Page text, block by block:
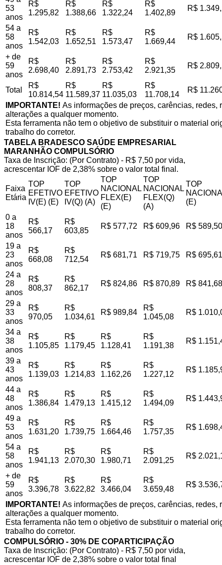
53
anos
R$
1.295,82
R$
1.388,66
R$
1.322,24
R$
1.402,89
R$
54 a
58
anos
R$
1.542,03
R$
1.652,51
R$
1.573,47
R$
1.669,44
R$
+ de
59
anos
R$
2.698,40
R$
2.891,73
R$
2.753,42
R$
2.921,35
R$
Total
R$
10.814,54
R$
11.589,37
R$
11.035,03
R$
11.708,14
R$
IMPORTANTE! As informações de preços, carências,
alterações a qualquer momento.
Esta ferramenta não tem o objetivo de substituir o material
trabalho do corretor.
TABELA BRADESCO SAÚDE EMPRESARIAL
MARANHÃO COMPULSÓRIO
Taxa de Inscrição: (Por Contrato) - R$ 7,50 por vida,
acrescentar IOF de 2,38% sobre o valor total final.
Faixa
Etária
TOP
EFETIVO
IV(E) (E)
TOP
EFETIVO
IV(Q) (A)
TOP
NACIONAL
FLEX(E)
(E)
TOP
NACIONAL
FLEX(Q)
(A)
TOP
(E)
0 a
18
anos
R$
566,17
R$
603,85
R$ 577,72 R$ 609,96 R$ 589,50
19 a
23
anos
R$
668,08
R$
712,54
R$ 681,71 R$ 719,75 R$ 695,61
24 a
28
anos
R$
808,37
R$
862,17
R$ 824,86 R$ 870,89 R$ 841,68
29 a
33
anos
R$
970,05
R$
1.034,61
R$ 989,84
R$
1.045,08
R$
34 a
38
anos
R$
1.105,85
R$
1.179,45
R$
1.128,41
R$
1.191,38
R$
39 a
43
anos
R$
1.139,03
R$
1.214,83
R$
1.162,26
R$
1.227,12
R$
44 a
48
anos
R$
1.386,84
R$
1.479,13
R$
1.415,12
R$
1.494,09
R$
49 a
53
anos
R$
1.631,20
R$
1.739,75
R$
1.664,46
R$
1.757,35
R$
54 a
58
anos
R$
1.941,13
R$
2.070,30
R$
1.980,71
R$
2.091,25
R$
+ de
59
anos
R$
3.396,78
R$
3.622,82
R$
3.466,04
R$
3.659,48
R$
IMPORTANTE! As informações de preços, carências,
alterações a qualquer momento.
Esta ferramenta não tem o objetivo de substituir o material
trabalho do corretor.
COMPULSÓRIO - 30% DE COPARTICIPAÇÃO
Taxa de Inscrição: (Por Contrato) - R$ 7,50 por vida,
acrescentar IOF de 2,38% sobre o valor total final